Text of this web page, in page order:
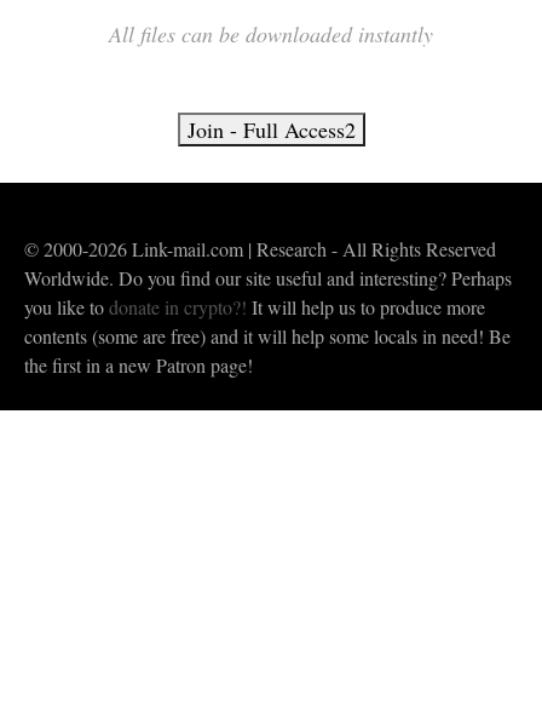
All files can be downloaded instantly
© 2000-2026 Link-mail.com | Research - All Rights Reserved
Worldwide. Do you find our site useful and interesting? Perhaps
you like todonate in crypto?! It will help us to produce more
contents (some are free) and it will help some locals in need! Be
the first in a new Patron page!